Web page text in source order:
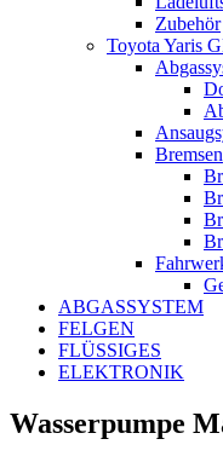
Zubehör
Toyota Yaris
Bremsen
ABGASSYSTEM
FELGEN
FLÜSSIGES
ELEKTRONIK
Wasserpumpe